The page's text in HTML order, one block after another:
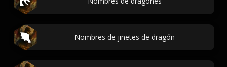
Nombres de jinetes de dragón